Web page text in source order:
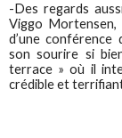
-Des regards
Viggo Mortensen,
d’une
son sourire si
terrace » où il
crédible et